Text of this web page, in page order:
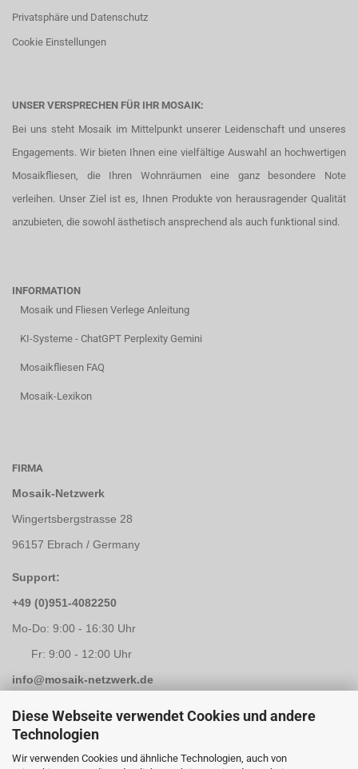
Diese Webseite verwendet Cookies und andere
Technologien
Wir verwenden Cookies und ähnliche Technologien, auch von
Privatsphäre und Datenschutz
Cookie Einstellungen
UNSER VERSPRECHEN FÜR IHR MOSAIK:
Bei uns steht Mosaik im Mittelpunkt unserer Leidenschaft und unseres
Engagements. Wir bieten Ihnen eine vielfältige Auswahl an hochwertigen
Mosaikfliesen, die Ihren Wohnräumen eine ganz besondere Note
verleihen. Unser Ziel ist es, Ihnen Produkte von herausragender Qualität
anzubieten, die sowohl ästhetisch ansprechend als auch funktional sind.
INFORMATION
Mosaik und Fliesen Verlege Anleitung
KI-Systeme - ChatGPT Perplexity Gemini
Mosaikfliesen FAQ
Mosaik-Lexikon
FIRMA
Mosaik-Netzwerk
Wingertsbergstrasse 28
96157 Ebrach / Germany
Support:
+49 (0)951-4082250
Mo-Do: 9:00 - 16:30 Uhr
Fr: 9:00 - 12:00 Uhr
info@mosaik-netzwerk.de
Retouren Adresse:
Mosaik-Netzwerk
Kapellenstrasse 3